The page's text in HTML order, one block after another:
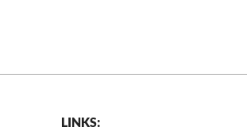
LINKS: